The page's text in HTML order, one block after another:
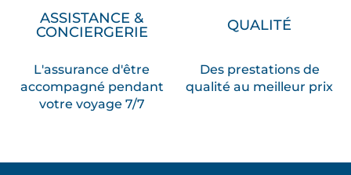
ASSISTANCE &
CONCIERGERIE
L'assurance d'être
accompagné pendant
votre voyage 7/7
QUALITÉ
Des prestations de
qualité au meilleur prix